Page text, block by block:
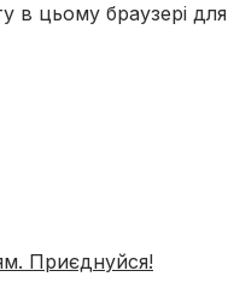
в цьому браузері
Приєднуйся!